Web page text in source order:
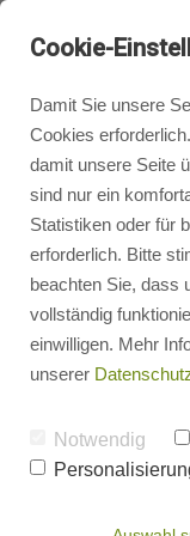
Photovoltaik
Seidel
Preis
Aufgrund
Leistung wurde
und Bad aus
des
Würzburg
die
Die
Cookie-
Damit Sie unsere
Cookies
damit unsere Seite
sind nur ein
Statistiken oder für
erforderlich. Bitte
beachten Sie, dass
vollständig
einwilligen. Mehr
unserer
Notwendig